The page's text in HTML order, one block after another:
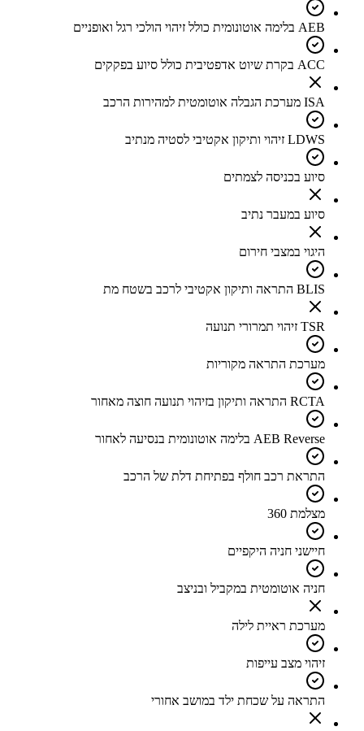
AEB בלימה אוטונומית כולל זיהוי הולכי רגל ואופניים
ACC בקרת שיוט אדפטיבית כולל סיוע בפקקים
ISA מערכת הגבלה אוטומטית למהירות הרכב
LDWS זיהוי ותיקון אקטיבי לסטיה מנתיב
סיוע בכניסה לצמתים
סיוע במעבר נתיב
היגוי במצבי חירום
BLIS התראה ותיקון אקטיבי לרכב בשטח מת
TSR זיהוי תמרורי תנועה
מערכת התראה מקוריות
RCTA התראה ותיקון בזיהוי תנועה חוצה מאחור
AEB Reverse בלימה אוטונומית בנסיעה לאחור
התראת רכב חולף בפתיחת דלת של הרכב
מצלמת 360
חיישני חניה היקפיים
חניה אוטומטית במקביל ובניצב
מערכת ראיית לילה
זיהוי מצב עייפות
התראה על שכחת ילד במושב אחורי